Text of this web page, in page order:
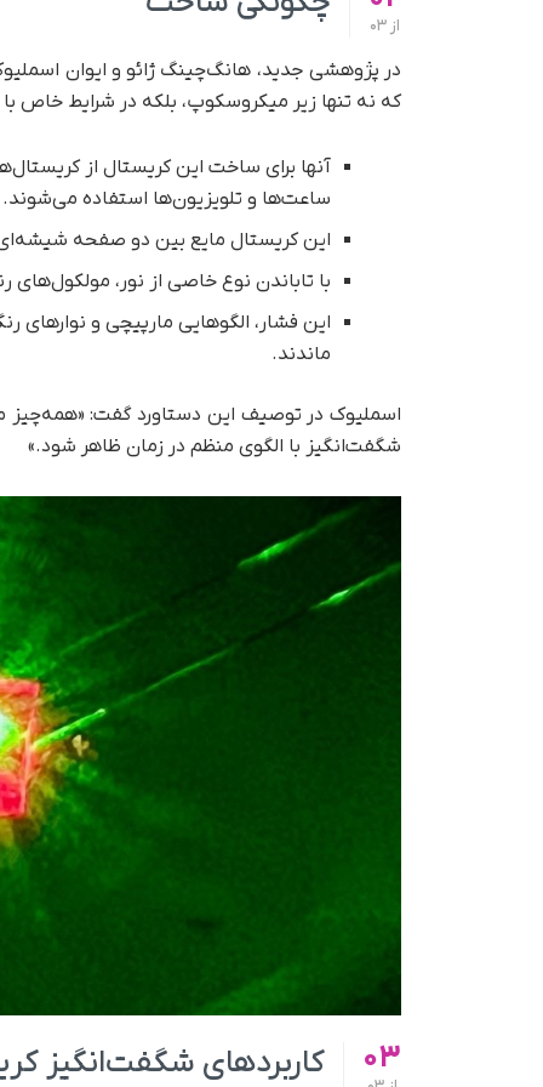
از
در پژوهشی جدید، هانگ‌چینگ ژائو و ایوان
که نه تنها زیر میکروسکوپ، بلکه در شرایط خاص
ساعت‌ها و تلویزیون‌ها استفاده می‌شوند.
این کریستال مایع بین دو صفحه
با تاباندن نوع خاصی از نور، مولکول‌های
این فشار، الگوهایی مارپیچی و نوارهای
ماندند.
اسملیوک در توصیف این دستاورد گفت: «همه‌چیز
شگفت‌انگیز با الگوی منظم در زمان ظاهر شود.»
03 کاربردهای شگفت‌انگیز